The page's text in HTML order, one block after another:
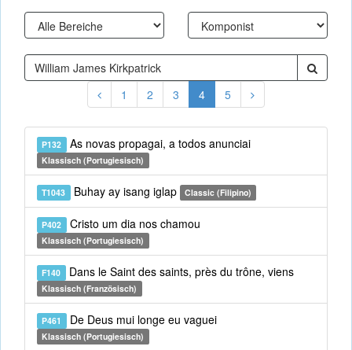
1 2 3 4 5
P132 As novas propagai, a todos anunciai
Klassisch (Portugiesisch)
T1043 Buhay ay isang iglap Classic (Filipino)
P402 Cristo um dia nos chamou
Klassisch (Portugiesisch)
F140 Dans le Saint des saints, près du trône, viens
Klassisch (Französisch)
P461 De Deus mui longe eu vaguei
Klassisch (Portugiesisch)